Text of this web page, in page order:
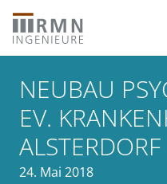
NEUBAU
EV.
ALSTERDORF
24. Mai 2018